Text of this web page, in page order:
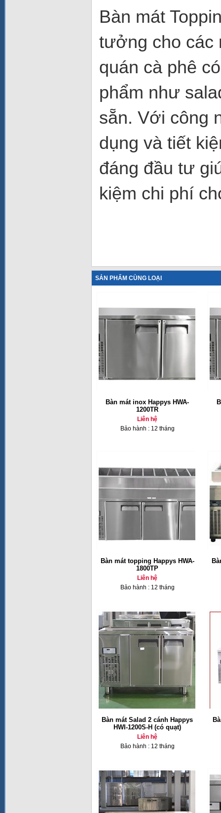
Bàn mát
tưởng cho các
quán cà phê
phẩm như
sẵn. Với công
dụng và tiết
đáng đầu tư
kiệm chi phí
SẢN PHẨM CÙNG LOẠI
Bàn mát inox Happys HWA-
1200TR
Liên hệ
Bảo hành : 12 tháng
Bàn mát topping Happys HWA-
1800TP
Liên hệ
Bảo hành : 12 tháng
Bàn mát Salad 2 cánh Happys
HWI-1200S-H (có quạt)
Liên hệ
Bảo hành : 12 tháng